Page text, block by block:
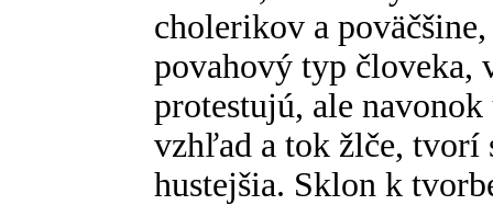
cholerikov a
povahový typ človeka,
protestujú, ale
vzhľad a tok žlče, tvorí
hustejšia. Sklon k